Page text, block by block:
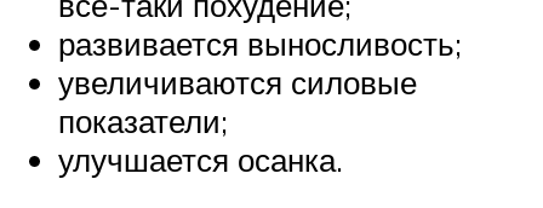
развивается выносливость;
увеличиваются силовые
показатели;
улучшается осанка.